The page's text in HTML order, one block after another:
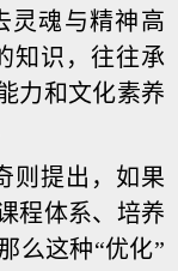
灵魂与精神高
知识，往往承
力和文化素养
则提出，如果
程体系、培养
么这种“优化”